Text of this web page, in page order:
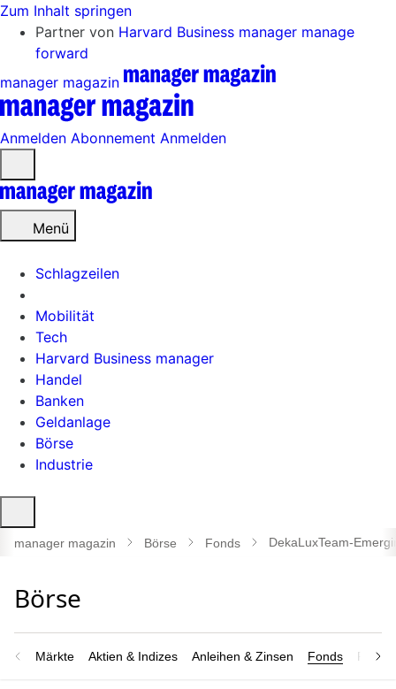
Zum Inhalt springen
Partner von Harvard Business manager manage
forward
manager magazin
Anmelden Abonnement Anmelden
öffnen
Menü
Schlagzeilen
Mobilität
Tech
Harvard Business manager
Handel
Banken
Geldanlage
Börse
Industrie
öffnen
manager magazin Börse Fonds DekaLuxTeam-
Märkte Aktien & Indizes Anleihen & Zinsen Fonds